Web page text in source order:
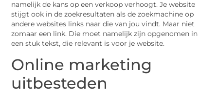
namelijk de kans op een verkoop verhoogt. Je website
stijgt ook in de zoekresultaten als de zoekmachine op
andere websites links naar die van jou vindt. Maar niet
zomaar een link. Die moet namelijk zijn opgenomen in
een stuk tekst, die relevant is voor je website.
Online marketing
uitbesteden